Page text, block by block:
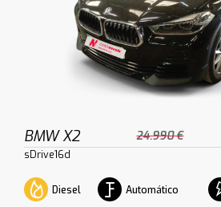
BMW X2 24.990 €
sDrive16d
Diesel Automático